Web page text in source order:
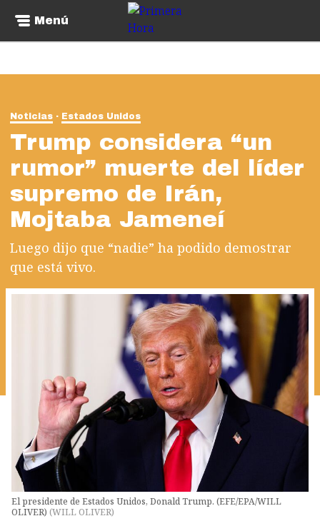
Menú
Noticias Estados Unidos
Trump considera “un
rumor” muerte del líder
supremo de Irán,
Mojtaba Jameneí
Luego dijo que “nadie” ha podido demostrar
que está vivo.
El presidente de Estados Unidos, Donald Trump. (EFE/EPA/WILL
OLIVER) (WILL OLIVER)